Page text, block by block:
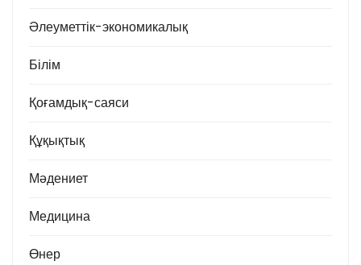
Әлеуметтік-экономикалық
Білім
Қоғамдық-саяси
Құқықтық
Мәдениет
Медицина
Өнер